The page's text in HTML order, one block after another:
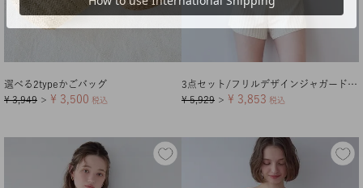
選べる2typeかごバッグ
¥ 3,949 ＞ ¥ 3,500 税込
3点セット/フリルデザインジャガードビキニ×ショートパンツ/水着
¥ 5,929 ＞ ¥ 3,853 税込